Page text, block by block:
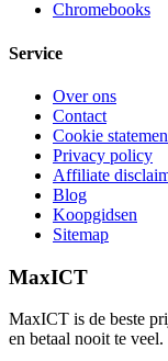
Chromebooks
Service
Over ons
Contact
Cookie
Privacy policy
Affiliate
Blog
Koopgidsen
Sitemap
MaxICT
MaxICT is de beste
en betaal nooit te veel.